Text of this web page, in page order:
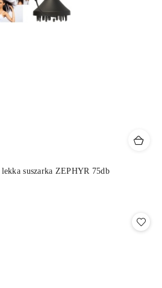
suszarka ZEPHYR 75db